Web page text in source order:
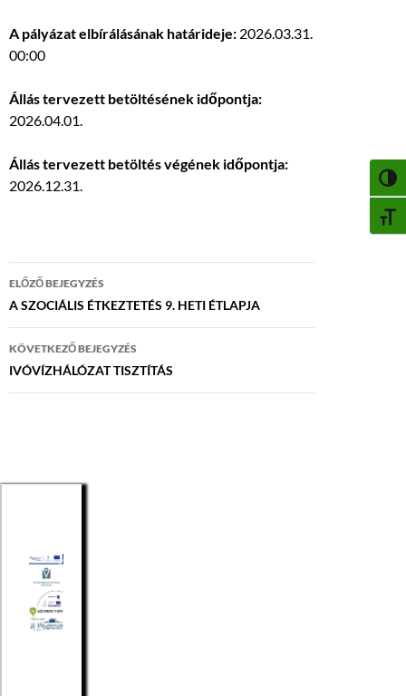
A pályázat elbírálásának határideje: 2026.03.31.
00:00
Állás tervezett betöltésének időpontja:
2026.04.01.
Állás tervezett betöltés végének időpontja:
2026.12.31.
Bejegyzés
navigáció
ELŐZŐ BEJEGYZÉS
A SZOCIÁLIS ÉTKEZTETÉS 9. HETI ÉTLAPJA
KÖVETKEZŐ BEJEGYZÉS
IVÓVÍZHÁLÓZAT TISZTÍTÁS